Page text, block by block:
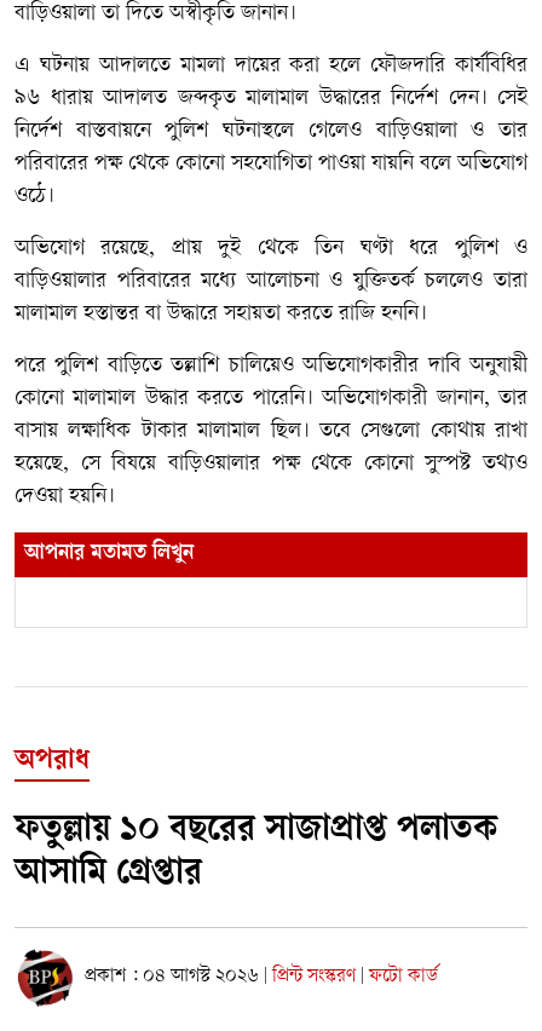
বাড়িওয়ালা তা দিতে অস্বীকৃতি জানান।
এ ঘটনায় আদালতে মামলা দায়ের করা হলে ফৌজদারি কার্যবিধির
৯৬ ধারায় আদালত জব্দকৃত মালামাল উদ্ধারের নির্দেশ দেন। সেই
নির্দেশ বাস্তবায়নে পুলিশ ঘটনাস্থলে গেলেও বাড়িওয়ালা ও তার
পরিবারের পক্ষ থেকে কোনো সহযোগিতা পাওয়া যায়নি বলে অভিযোগ
ওঠে।
অভিযোগ রয়েছে, প্রায় দুই থেকে তিন ঘণ্টা ধরে পুলিশ ও
বাড়িওয়ালার পরিবারের মধ্যে আলোচনা ও যুক্তিতর্ক চললেও তারা
মালামাল হস্তান্তর বা উদ্ধারে সহায়তা করতে রাজি হননি।
পরে পুলিশ বাড়িতে তল্লাশি চালিয়েও অভিযোগকারীর দাবি অনুযায়ী
কোনো মালামাল উদ্ধার করতে পারেনি। অভিযোগকারী জানান, তার
বাসায় লক্ষাধিক টাকার মালামাল ছিল। তবে সেগুলো কোথায় রাখা
হয়েছে, সে বিষয়ে বাড়িওয়ালার পক্ষ থেকে কোনো সুস্পষ্ট তথ্যও
দেওয়া হয়নি।
আপনার মতামত লিখুন
অপরাধ
ফতুল্লায় ১০ বছরের সাজাপ্রাপ্ত পলাতক
আসামি গ্রেপ্তার
প্রকাশ : ০৪ আগস্ট ২০২৬ প্রিন্ট সংস্করণ ফটো কার্ড